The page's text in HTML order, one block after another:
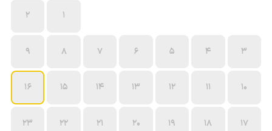
1
2
3
4
5
6
7
8
9
10
11
12
13
14
15
16
17
18
19
20
21
22
23